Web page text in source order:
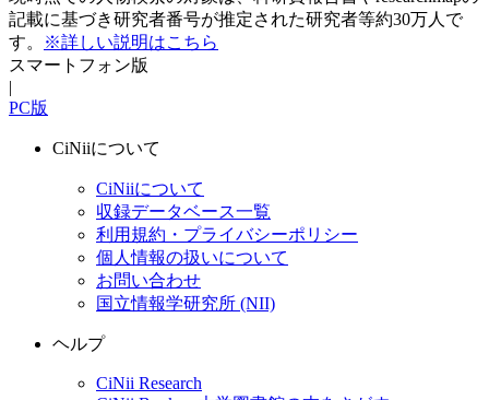
記載に基づき研究者番号が推定された研究者等約30万人で
す。
※詳しい説明はこちら
スマートフォン版
|
PC版
CiNiiについて
CiNiiについて
収録データベース一覧
利用規約・プライバシーポリシー
個人情報の扱いについて
お問い合わせ
国立情報学研究所 (NII)
ヘルプ
CiNii Research